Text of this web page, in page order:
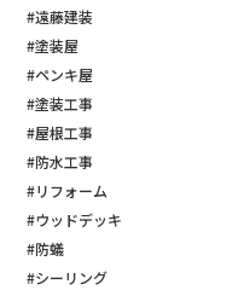
#遠藤建装
#塗装屋
#ペンキ屋
#塗装工事
#屋根工事
#防水工事
#リフォーム
#ウッドデッキ
#防蟻
#シーリング